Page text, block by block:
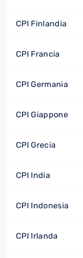
CPI Finlandia
CPI Francia
CPI Germania
CPI Giappone
CPI Grecia
CPI India
CPI Indonesia
CPI Irlanda